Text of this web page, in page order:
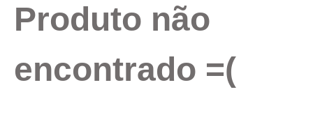
Produto não
encontrado =(
2º linha
4º tecido